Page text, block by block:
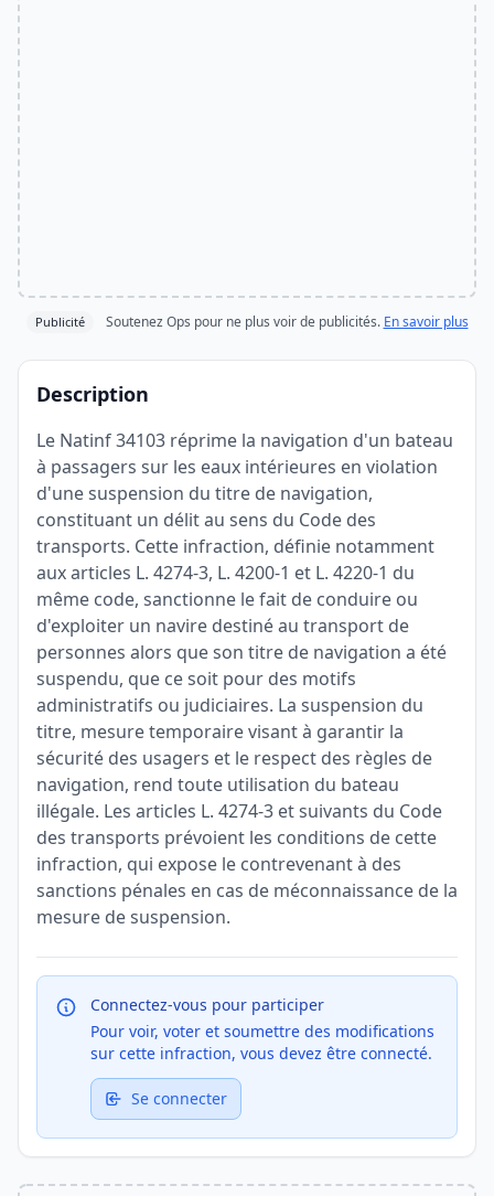
Publicité Soutenez Ops pour ne plus voir de publicités. En savoir plus
Description
Le Natinf 34103 réprime la navigation d'un bateau
à passagers sur les eaux intérieures en violation
d'une suspension du titre de navigation,
constituant un délit au sens du Code des
transports. Cette infraction, définie notamment
aux articles L. 4274-3, L. 4200-1 et L. 4220-1 du
même code, sanctionne le fait de conduire ou
d'exploiter un navire destiné au transport de
personnes alors que son titre de navigation a été
suspendu, que ce soit pour des motifs
administratifs ou judiciaires. La suspension du
titre, mesure temporaire visant à garantir la
sécurité des usagers et le respect des règles de
navigation, rend toute utilisation du bateau
illégale. Les articles L. 4274-3 et suivants du Code
des transports prévoient les conditions de cette
infraction, qui expose le contrevenant à des
sanctions pénales en cas de méconnaissance de la
mesure de suspension.
Connectez-vous pour participer
Pour voir, voter et soumettre des modifications
sur cette infraction, vous devez être connecté.
Se connecter